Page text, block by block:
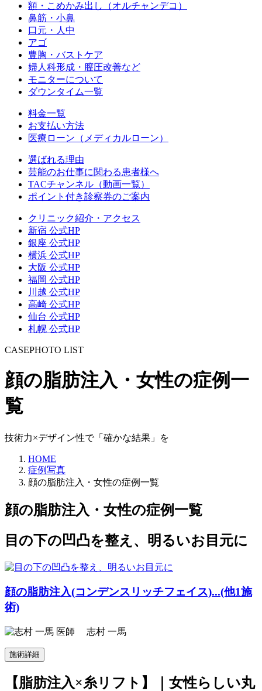
額・こめかみ出し（オルチャンデコ）
鼻筋・小鼻
口元・人中
アゴ
豊胸・バストケア
婦人科形成・膣圧改善など
モニターについて
ダウンタイム一覧
料金一覧
お支払い方法
医療ローン（メディカルローン）
選ばれる理由
芸能のお仕事に関わる患者様へ
TACチャンネル（動画一覧）
ポイント付き診察券のご案内
クリニック紹介・アクセス
新宿 公式HP
銀座 公式HP
横浜 公式HP
大阪 公式HP
福岡 公式HP
川越 公式HP
高崎 公式HP
仙台 公式HP
札幌 公式HP
CASEPHOTO LIST
顔の脂肪注入・女性の症例一
覧
技術力×デザイン性で「確かな結果」を
HOME
症例写真
顔の脂肪注入・女性の症例一覧
顔の脂肪注入・女性の症例一覧
目の下の凹凸を整え、明るいお目元に
顔の脂肪注入(コンデンスリッチフェイス)...(他1施
術)
志村 一馬
施術詳細
【脂肪注入×糸リフト】｜女性らしい丸